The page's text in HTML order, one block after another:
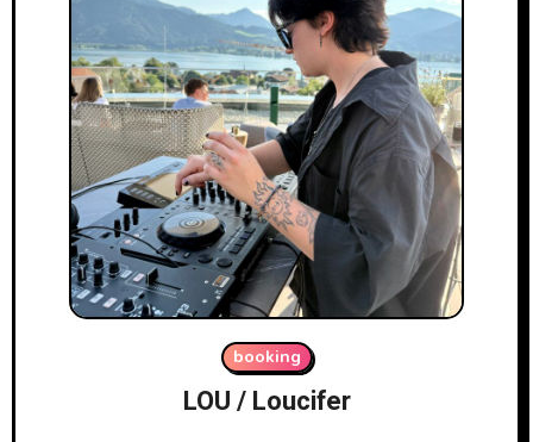
booking
LOU / Loucifer